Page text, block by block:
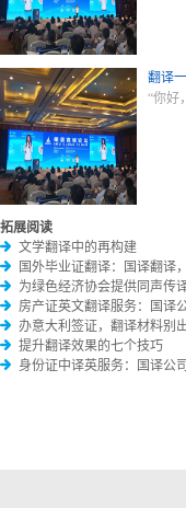
翻译
“你好
拓展阅读
文学翻译中的再构建
国外毕业证翻译：国译翻译
为绿色经济协会提供同声传
房产证英文翻译服务：国译
办意大利签证，翻译材料别出
提升翻译效果的七个技巧
身份证中译英服务：国译公